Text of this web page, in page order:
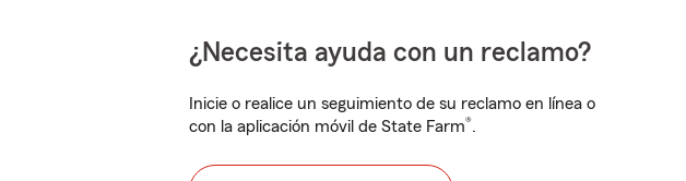
¿Necesita ayuda con un reclamo?
Inicie o realice un seguimiento de su reclamo en línea o
con la aplicación móvil de State Farm®.